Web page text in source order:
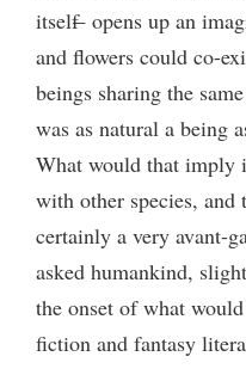
itself ̶ opens up an
and flowers could co-
beings sharing the
was as natural a being
What would that imply
with other species, and
certainly a very avant-
asked humankind,
the onset of what
fiction and fantasy